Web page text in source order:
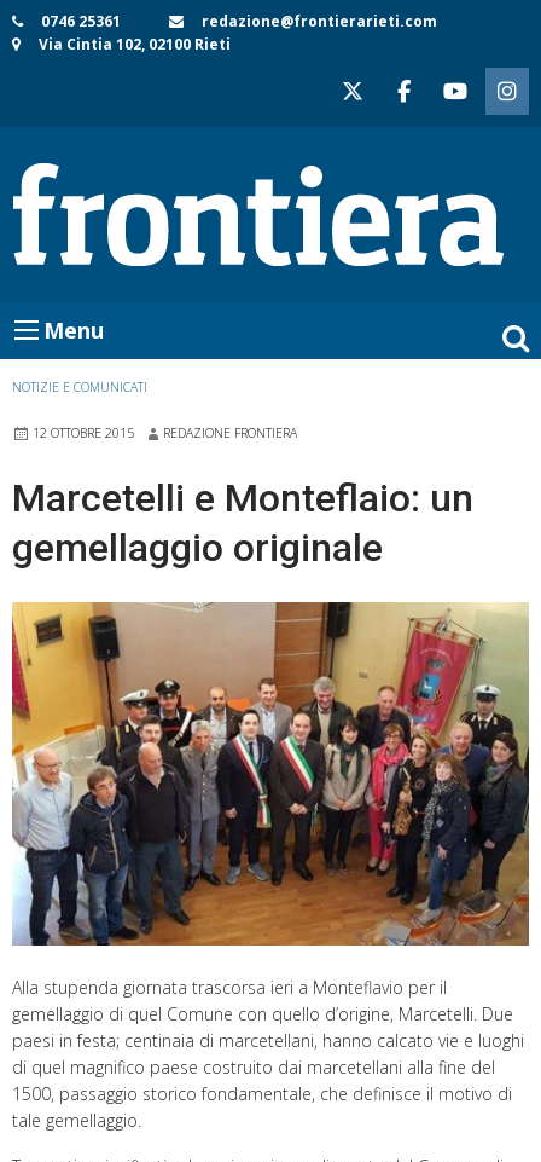
Skip
to
0746 25361
redazione@frontierarieti.com
Via Cintia 102, 02100 Rieti
Menu
NOTIZIE E COMUNICATI
12 OTTOBRE 2015 REDAZIONE FRONTIERA
Marcetelli e Monteflaio: un
gemellaggio originale
Alla stupenda giornata trascorsa ieri a Monteflavio per il
gemellaggio di quel Comune con quello d’origine, Marcetelli. Due
paesi in festa; centinaia di marcetellani, hanno calcato vie e luoghi
di quel magnifico paese costruito dai marcetellani alla fine del
1500, passaggio storico fondamentale, che definisce il motivo di
tale gemellaggio.